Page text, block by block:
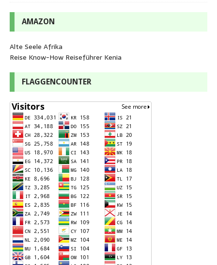
AMAZON
Alte Seele Afrika
Reise Know-How Reiseführer Kenia
FLAGGENCOUNTER